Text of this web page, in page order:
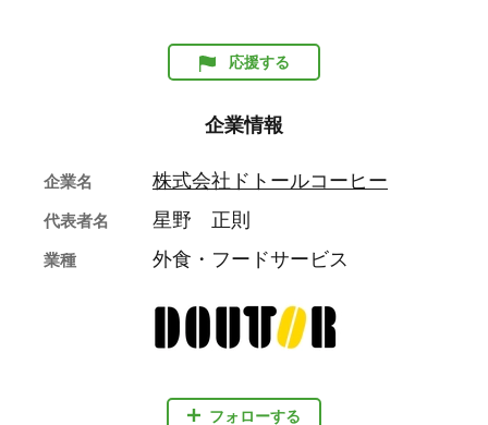
応援する
企業情報
フォローする
企業名 株式会社ドトールコーヒー
代表者名 星野 正則
業種 外食・フードサービス